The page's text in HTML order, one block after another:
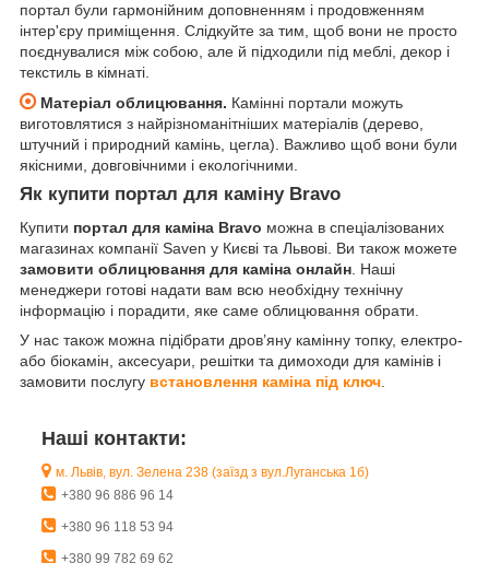
портал були гармонійним доповненням і продовженням
інтер'єру приміщення. Слідкуйте за тим, щоб вони не просто
поєднувалися між собою, але й підходили під меблі, декор і
текстиль в кімнаті.
Матеріал облицювання. Камінні портали можуть
виготовлятися з найрізноманітніших матеріалів (дерево,
штучний і природний камінь, цегла). Важливо щоб вони були
якісними, довговічними і екологічними.
Як купити портал для каміну Bravo
Купити портал для каміна Bravo можна в спеціалізованих
магазинах компанії Saven у Києві та Львові. Ви також можете
замовити облицювання для каміна онлайн . Наші
менеджери готові надати вам всю необхідну технічну
інформацію і порадити, яке саме облицювання обрати.
У нас також можна підібрати дров’яну камінну топку, електро-
або біокамін, аксесуари, решітки та димоходи для камінів і
замовити послугу встановлення каміна під ключ
Наші контакти:
м. Львів, вул. Зелена 238 (заїзд з вул.Луганська 1б)
+380 96 886 96 14
+380 96 118 53 94
+380 99 782 69 62